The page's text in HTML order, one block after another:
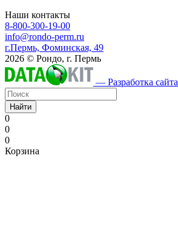
Наши контакты
8-800-300-19-00
info@rondo-perm.ru
г.Пермь, Фоминская, 49
2026 © Рондо, г. Пермь
— Разработка сайта
Найти
0
0
0
Корзина